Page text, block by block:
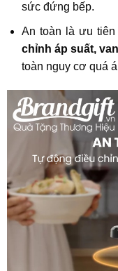
sức đứng bếp.
An toàn là ưu
chỉnh áp suất,
toàn nguy cơ quá